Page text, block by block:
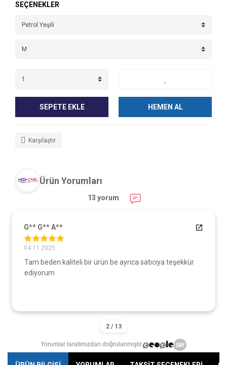
SEÇENEKLER
SEPETE EKLE HEMEN AL
Karşılaştır
Ürün Yorumları
13 yorum
G** G** A**
04.11.2025
Tam beden kaliteli bir ürün be ayrıca satıcıya teşekkür
ediyorum
Yorumlar tarafımızdan doğrulanmıştır.